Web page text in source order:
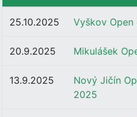
25.10.2025 Vyškov Open
20.9.2025 Mikulášek
13.9.2025
Nový Jičín
2025